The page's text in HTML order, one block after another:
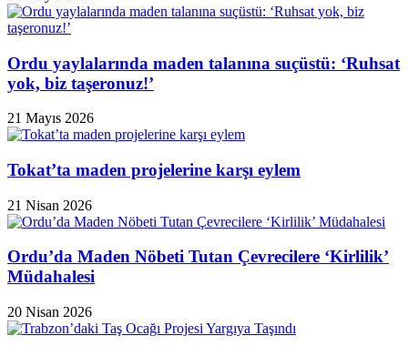
Ordu yaylalarında maden talanına suçüstü: ‘Ruhsat
yok, biz taşeronuz!’
21 Mayıs 2026
Tokat’ta maden projelerine karşı eylem
21 Nisan 2026
Ordu’da Maden Nöbeti Tutan Çevrecilere ‘Kirlilik’
Müdahalesi
20 Nisan 2026